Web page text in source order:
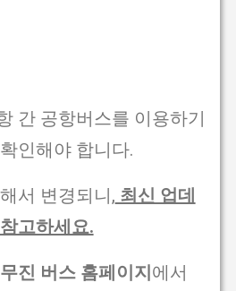
간 공항버스를 이용하기
인해야 합니다.
서 변경되니, 최신 업데
고하세요.
진 버스 홈페이지에서